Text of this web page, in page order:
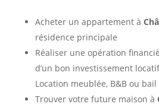
Acheter un appartement à
résidence principale
Réaliser une opération
d’un bon investissement
Location meublée, B&B ou
Trouver votre future maison à